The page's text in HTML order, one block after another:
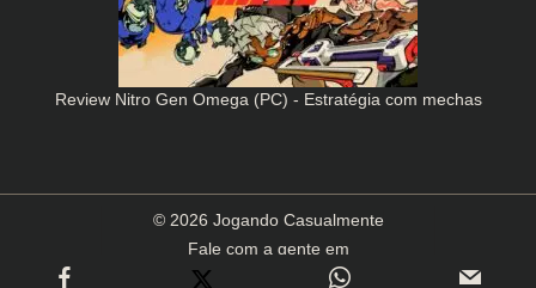
Review Nitro Gen Omega (PC) - Estratégia com mechas
© 2026 Jogando Casualmente
Fale com a gente em
contato(arroba)jogandocasualmente.com.br